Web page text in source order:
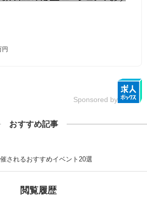
円
Sponsored by
おすすめ記事
されるおすすめイベント20選
閲覧履歴